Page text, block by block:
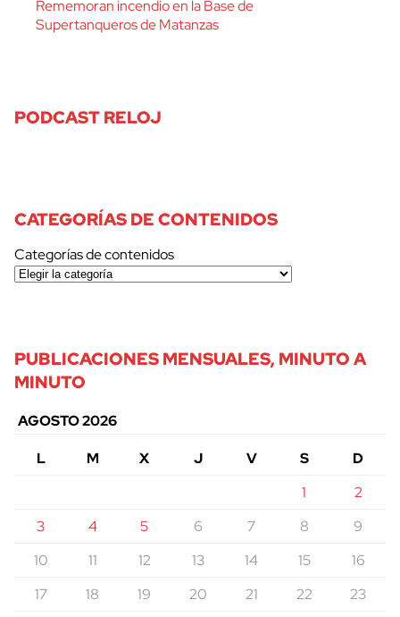
Rememoran incendio en la Base de
Supertanqueros de Matanzas
PODCAST RELOJ
CATEGORÍAS DE CONTENIDOS
Categorías de contenidos
PUBLICACIONES MENSUALES, MINUTO A
MINUTO
AGOSTO 2026
L
M X J V S
D
1
2
3
4 5 6 7 8
9
10
11 12 13 14 15
16
17
18 19 20 21 22
23